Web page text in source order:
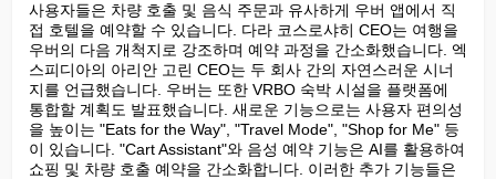
사용자들은 차량 호출 및 음식 주문과 유사하게 우버 앱에서 직
접 호텔을 예약할 수 있습니다. 다라 코스로샤히 CEO는 여행을
우버의 다음 개척지로 강조하며 예약 과정을 간소화했습니다. 엑
스피디아의 아리안 고린 CEO는 두 회사 간의 자연스러운 시너
지를 언급했습니다. 우버는 또한 VRBO 숙박 시설을 플랫폼에
통합할 계획도 발표했습니다. 새로운 기능으로는 사용자 편의성
을 높이는 "Eats for the Way", "Travel Mode", "Shop for Me" 등
이 있습니다. "Cart Assistant"와 음성 예약 기능은 AI를 활용하여
쇼핑 및 차량 호출 예약을 간소화합니다. 이러한 추가 기능들은